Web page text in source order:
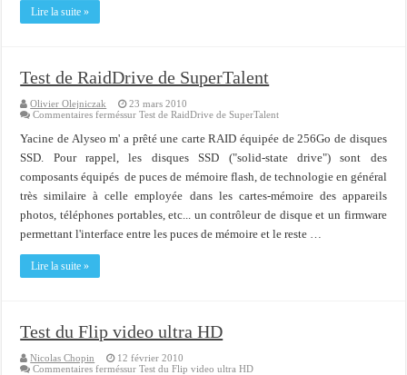
Lire la suite »
Test de RaidDrive de SuperTalent
Olivier Olejniczak
23 mars 2010
Commentaires ferméssur Test de RaidDrive de SuperTalent
Yacine de Alyseo m' a prêté une carte RAID équipée de 256Go de disques
SSD. Pour rappel, les disques SSD ("solid-state drive") sont des
composants équipés de puces de mémoire flash, de technologie en général
très similaire à celle employée dans les cartes-mémoire des appareils
photos, téléphones portables, etc... un contrôleur de disque et un firmware
permettant l'interface entre les puces de mémoire et le reste …
Lire la suite »
Test du Flip video ultra HD
Nicolas Chopin
12 février 2010
Commentaires ferméssur Test du Flip video ultra HD